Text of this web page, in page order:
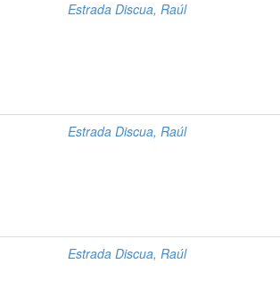
Estrada Discua, Raúl
Estrada Discua, Raúl
Estrada Discua, Raúl